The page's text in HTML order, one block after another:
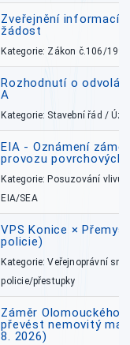
Zveřejnění informací
žádost
Kategorie: Zákon č.106/1999
Rozhodnutí o
A
Kategorie: Stavební řád /
EIA - Oznámení
provozu povrchových
Kategorie: Posuzování vlivů
EIA/SEA
VPS Konice ×
policie)
Kategorie: Veřejnoprávní
policie/přestupky
Záměr Olomouckého
převést nemovitý
8. 2026)